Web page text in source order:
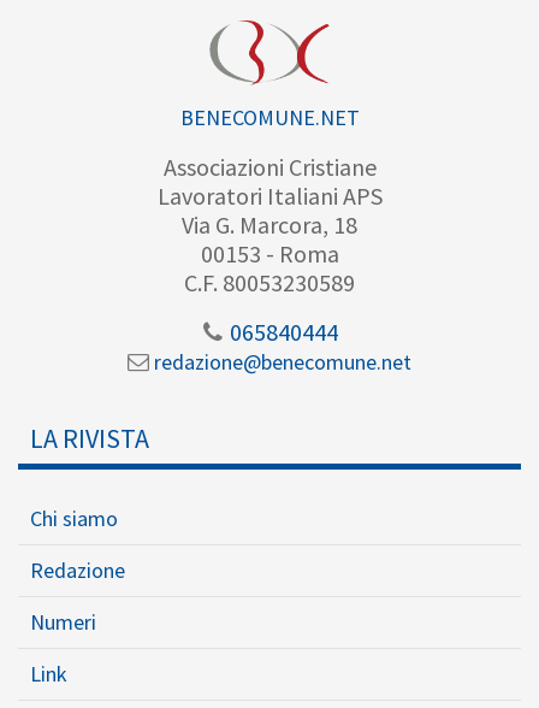
BENECOMUNE.NET
Associazioni Cristiane
Lavoratori Italiani APS
Via G. Marcora, 18
00153 - Roma
C.F. 80053230589
065840444
redazione@benecomune.net
LA RIVISTA
Chi siamo
Redazione
Numeri
Link